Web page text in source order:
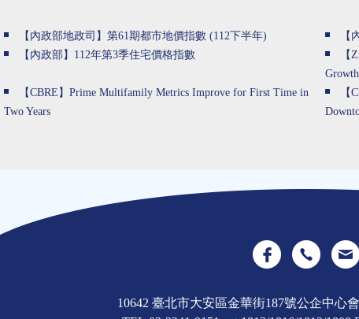
【內政部地政司】第61期都市地價指數 (112下半年)
【
【內政部】112年第3季住宅價格指數
【
【CBRE】Prime Multifamily Metrics Improve for First Time in
Two Years
【
10642 臺北市大安區金華街187號公企中心